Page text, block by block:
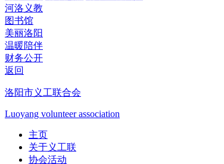
河洛义教
图书馆
美丽洛阳
温暖陪伴
财务公开
返回
洛阳市义工联合会
Luoyang volunteer association
主页
关于义工联
协会活动